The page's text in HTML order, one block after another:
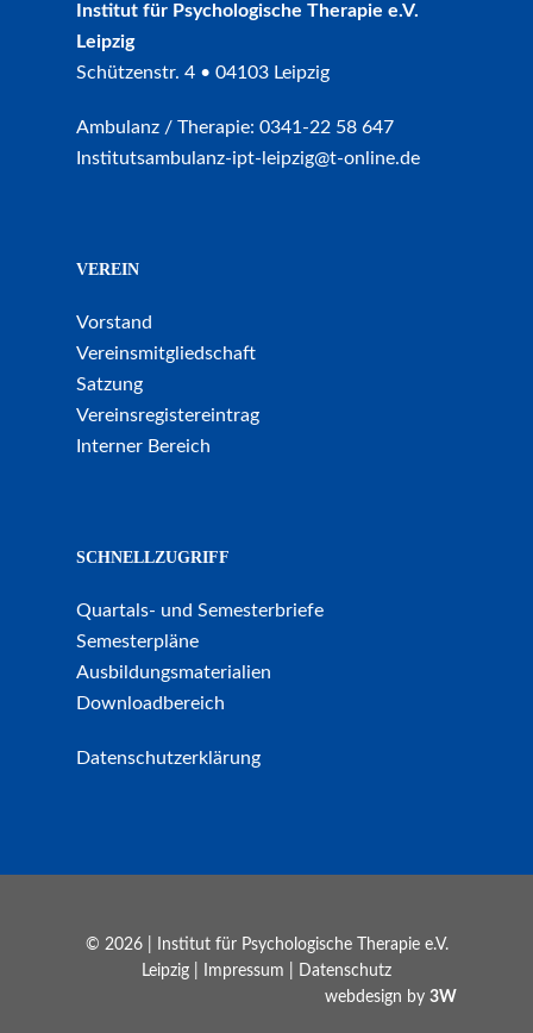
Institut für Psychologische Therapie e.V.
Leipzig
Schützenstr. 4 • 04103 Leipzig
Ambulanz / Therapie: 0341-22 58 647
Institutsambulanz-ipt-leipzig@t-online.de
VEREIN
Vorstand
Vereinsmitgliedschaft
Satzung
Vereinsregistereintrag
Interner Bereich
SCHNELLZUGRIFF
Quartals- und Semesterbriefe
Semesterpläne
Ausbildungsmaterialien
Downloadbereich
Datenschutzerklärung
© 2026 | Institut für Psychologische Therapie e.V.
Leipzig |
Impressum
Datenschutz
webdesign by 3W